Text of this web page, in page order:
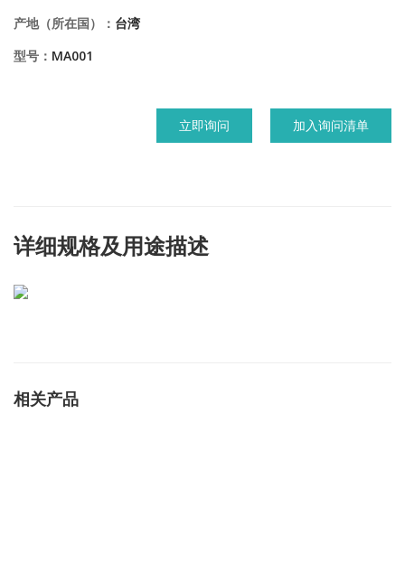
产地（所在国）： 台湾
型号： MA001
立即询问 加入询问清单
详细规格及用途描述
相关产品